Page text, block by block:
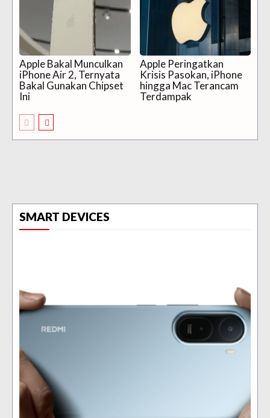
Apple Bakal Munculkan
iPhone Air 2, Ternyata
Bakal Gunakan Chipset
Ini
Apple Peringatkan
Krisis Pasokan, iPhone
hingga Mac Terancam
Terdampak
SMART DEVICES